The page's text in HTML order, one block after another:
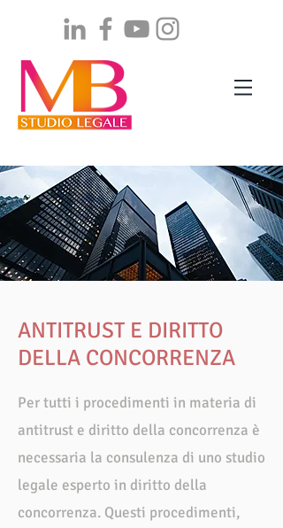
ANTITRUST E DIRITTO
DELLA CONCORRENZA
Per tutti i procedimenti in materia di
antitrust e diritto della concorrenza è
necessaria la consulenza di uno studio
legale esperto in diritto della
concorrenza. Questi procedimenti,